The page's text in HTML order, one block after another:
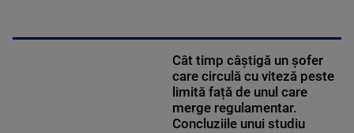
Cât timp câștigă un șofer
care circulă cu viteză peste
limită față de unul care
merge regulamentar.
Concluziile unui studiu